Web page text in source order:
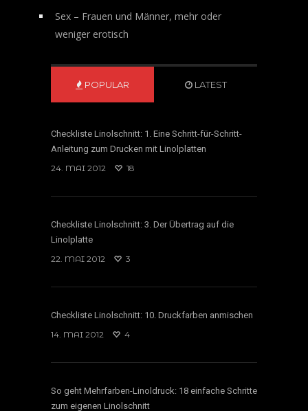
Sex – Frauen und Männer, mehr oder
weniger erotisch
POPULAR LATEST
Checkliste Linolschnitt: 1. Eine Schritt-für-Schritt-
Anleitung zum Drucken mit Linolplatten
24. MAI 2012
18
Checkliste Linolschnitt: 3. Der Übertrag auf die
Linolplatte
22. MAI 2012
3
Checkliste Linolschnitt: 10. Druckfarben anmischen
14. MAI 2012
4
So geht Mehrfarben-Linoldruck: 18 einfache Schritte
zum eigenen Linolschnitt